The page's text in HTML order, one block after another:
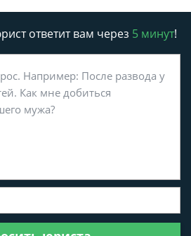
ответит вам через 5 минут!